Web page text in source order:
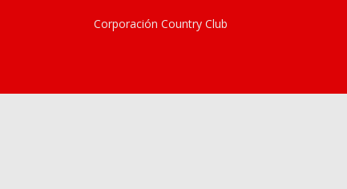
Corporación Country Club